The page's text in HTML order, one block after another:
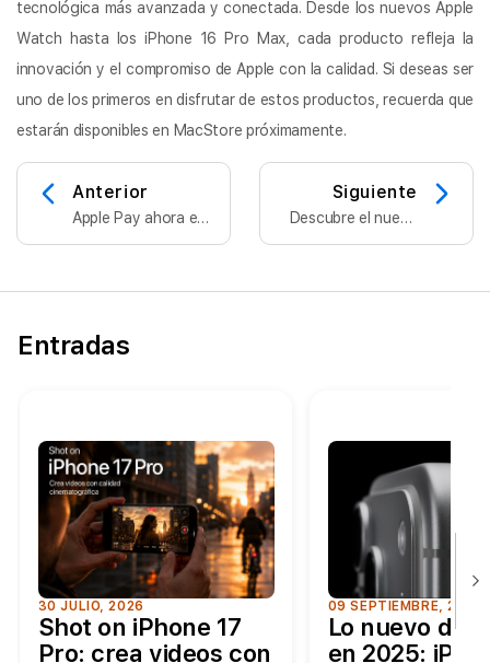
tecnológica más avanzada y conectada. Desde los nuevos Apple
Watch hasta los iPhone 16 Pro Max, cada producto refleja la
innovación y el compromiso de Apple con la calidad. Si deseas ser
uno de los primeros en disfrutar de estos productos, recuerda que
estarán disponibles en MacStore próximamente.
Anterior
Apple Pay ahora es
Siguiente
Descubre el nuevo
Entradas
30 JULIO, 2026
Shot on iPhone 17
Pro: crea videos con
09 SEPTIEMBRE, 2025
Lo nuevo de
en 2025: